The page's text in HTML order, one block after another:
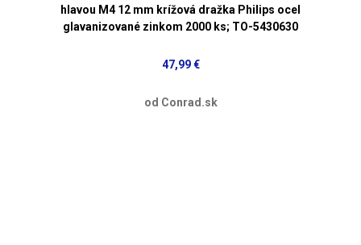
hlavou M4 12 mm krížová dražka Philips ocel
glavanizované zinkom 2000 ks; TO-5430630
47,99 €
od Conrad.sk